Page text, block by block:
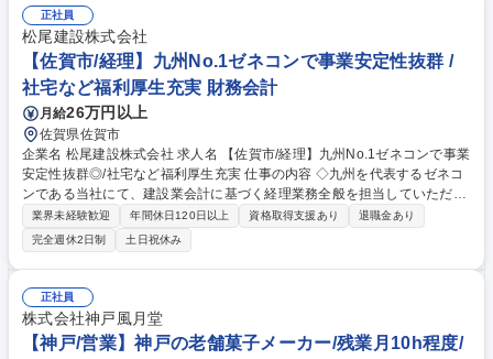
・日清紡グループとの協業推進 ・製品戦略・営業戦略の策定 募集職種
【東京/経営企画】中計・新規事業推進｜年休132日・家賃補助・在宅可
正社員
松尾建設株式会社
【佐賀市/経理】九州No.1ゼネコンで事業安定性抜群 /
社宅など福利厚生充実 財務会計
月給26万円以上
佐賀県佐賀市
企業名 松尾建設株式会社 求人名 【佐賀市/経理】九州No.1ゼネコンで事業
安定性抜群◎/社宅など福利厚生充実 仕事の内容 ◇九州を代表するゼネコ
ンである当社にて、建設業会計に基づく経理業務全般を担当していただき
ます。 ◇経理部門のメンバーと連携して業務を行い、日常業務から決算業
務まで幅広く携わっていただきます。 【具体的な業務】 ◇仕訳・入力・
更新処理、請求書処理、入出金管理、 経費精算、工事原価管理、資金繰等
◇月次・四半期・年次決算業務、税務関連業務 ◇監査法人対応 等 募集職
種 【佐賀市/経理】九州No.1ゼネコンで事業安定性抜群◎/社宅など福利厚
生充実
業界未経験歓迎 年間休日120日以上 資格取得支援あり
退職金あり
完全週休2日制
土日祝休み
正社員
株式会社神戸風月堂
【神戸/営業】神戸の老舗菓子メーカー/残業月10h程度/